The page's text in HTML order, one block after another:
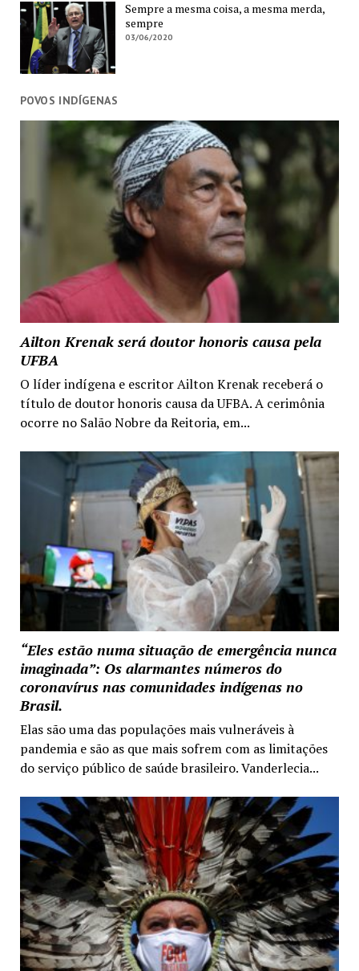
Sempre a mesma coisa, a mesma merda,
sempre
03/06/2020
POVOS INDÍGENAS
Ailton Krenak será doutor honoris causa pela
UFBA
O líder indígena e escritor Ailton Krenak receberá o
título de doutor honoris causa da UFBA. A cerimônia
ocorre no Salão Nobre da Reitoria, em...
“Eles estão numa situação de emergência nunca
imaginada”: Os alarmantes números do
coronavírus nas comunidades indígenas no
Brasil.
Elas são uma das populações mais vulneráveis à
pandemia e são as que mais sofrem com as limitações
do serviço público de saúde brasileiro. Vanderlecia...